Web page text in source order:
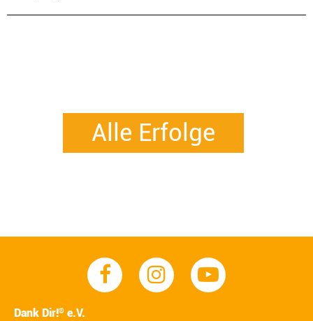
Alle Erfolge
Dank Dir!® e.V.